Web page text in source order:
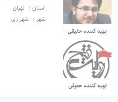
تهیه کننده حقیقی
تهیه کننده حقوقی
استان : تهران
شهر : شهر ری